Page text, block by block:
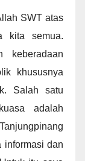
SWT atas
kita semua.
keberadaan
khususnya
Salah satu
adalah
informasi dan